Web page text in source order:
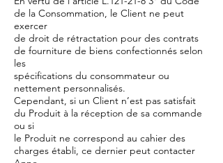
de la Consommation, le Client ne peut
exercer
de droit de rétractation pour des contrats
de fourniture de biens confectionnés selon
les
spécifications du consommateur ou
nettement personnalisés.
Cependant, si un Client n’est pas satisfait
du Produit à la réception de sa commande
ou si
le Produit ne correspond au cahier des
charges établi, ce dernier peut contacter